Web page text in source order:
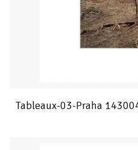
Tableaux-03-Praha